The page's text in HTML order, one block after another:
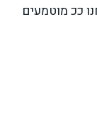
ככ מוטמעים